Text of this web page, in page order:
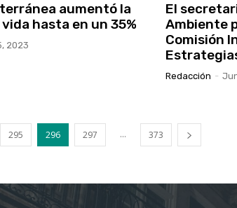
aumentó la
hasta en un 35%
2023
El
Ambiente
Comisión
Redacción -
295 296 297 ... 373